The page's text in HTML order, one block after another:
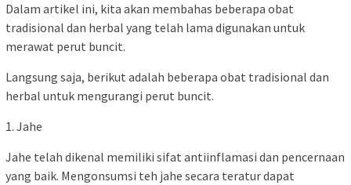
Dalam artikel ini, kita akan membahas beberapa obat
tradisional dan herbal yang telah lama digunakan untuk
merawat perut buncit.
Langsung saja, berikut adalah beberapa obat tradisional dan
herbal untuk mengurangi perut buncit.
1. Jahe
Jahe telah dikenal memiliki sifat antiinflamasi dan pencernaan
yang baik. Mengonsumsi teh jahe secara teratur dapat